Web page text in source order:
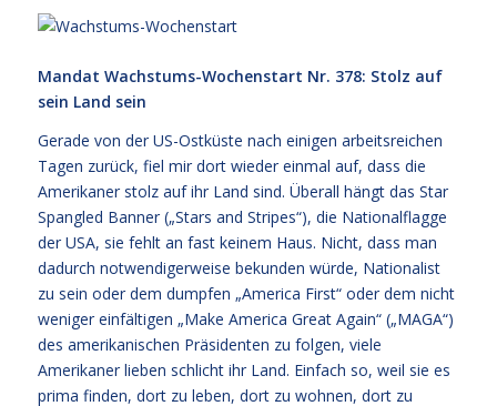
Mandat Wachstums-Wochenstart Nr. 378: Stolz auf
sein Land sein
Gerade von der US-Ostküste nach einigen arbeitsreichen
Tagen zurück, fiel mir dort wieder einmal auf, dass die
Amerikaner stolz auf ihr Land sind. Überall hängt das Star
Spangled Banner („Stars and Stripes“), die Nationalflagge
der USA, sie fehlt an fast keinem Haus. Nicht, dass man
dadurch notwendigerweise bekunden würde, Nationalist
zu sein oder dem dumpfen „America First“ oder dem nicht
weniger einfältigen „Make America Great Again“ („MAGA“)
des amerikanischen Präsidenten zu folgen, viele
Amerikaner lieben schlicht ihr Land. Einfach so, weil sie es
prima finden, dort zu leben, dort zu wohnen, dort zu